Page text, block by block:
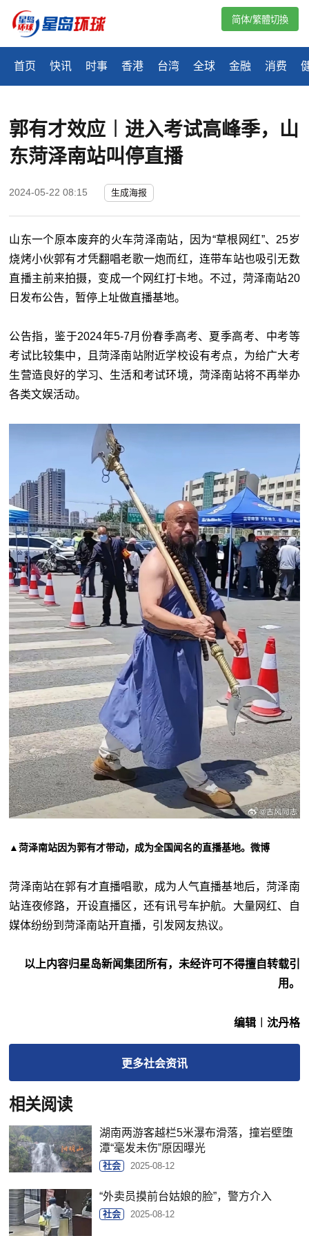
首页 快讯 时事 香港 台湾 全球 金融 消费
简体/繁體切換
郭有才效应︱进入考试高峰季，山
东菏泽南站叫停直播
2024-05-22 08:15 生成海报
山东一个原本废弃的火车菏泽南站，因为“草根网红”、25岁
烧烤小伙郭有才凭翻唱老歌一炮而红，连带车站也吸引无数
直播主前来拍摄，变成一个网红打卡地。不过，菏泽南站20
日发布公告，暂停上址做直播基地。
公告指，鉴于2024年5-7月份春季高考、夏季高考、中考等
考试比较集中，且菏泽南站附近学校设有考点，为给广大考
生营造良好的学习、生活和考试环境，菏泽南站将不再举办
各类文娱活动。
▲菏泽南站因为郭有才带动，成为全国闻名的直播基地。微博
菏泽南站在郭有才直播唱歌，成为人气直播基地后，菏泽南
站连夜修路，开设直播区，还有讯号车护航。大量网红、自
媒体纷纷到菏泽南站开直播，引发网友热议。
以上内容归星岛新闻集团所有，未经许可不得擅自转载引
用。
编辑︱沈丹格
更多社会资讯
相关阅读
湖南两游客越栏5米瀑布滑落，撞岩壁堕
潭“毫发未伤”原因曝光
社会 2025-08-12
“外卖员摸前台姑娘的脸”，警方介入
社会 2025-08-12